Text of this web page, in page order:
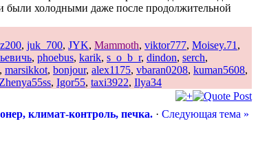
были холодными даже после продолжительной
, juk_700, JYK, Mammoth, viktor777, Moisey.71 ,
, phoebus, karik, s_o_b_r, dindon, serch,
, marsikkot, bonjour, alex1175, vbaran0208, kuman5608,
Zhenya55ss, Igor55, taxi3922, Ilya34
климат-контроль, печка. · Следующая тема »